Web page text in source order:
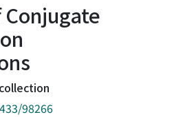
Conjugate
98266